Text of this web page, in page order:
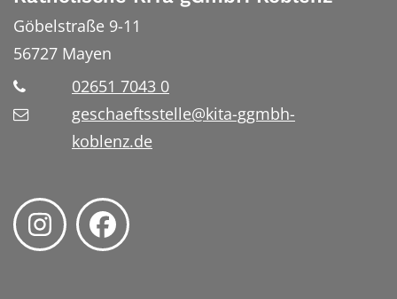
Göbelstraße 9-11
56727 Mayen
02651 7043 0
geschaeftsstelle@kita-ggmbh-
koblenz.de